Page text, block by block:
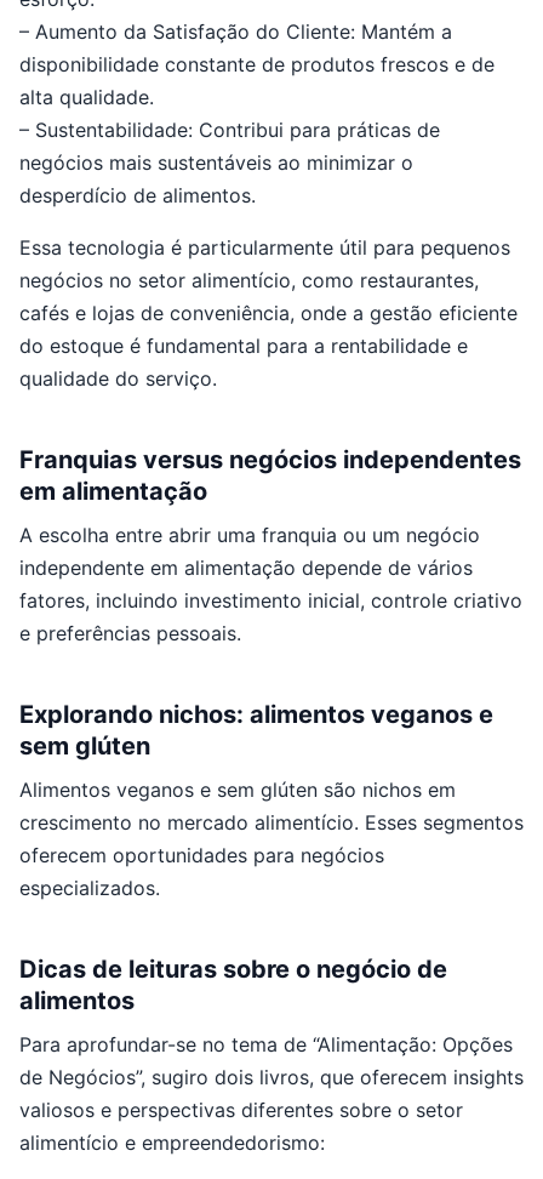
– Aumento da Satisfação do Cliente: Mantém a
disponibilidade constante de produtos frescos e de
alta qualidade.
– Sustentabilidade: Contribui para práticas de
negócios mais sustentáveis ao minimizar o
desperdício de alimentos.
Essa tecnologia é particularmente útil para pequenos
negócios no setor alimentício, como restaurantes,
cafés e lojas de conveniência, onde a gestão eficiente
do estoque é fundamental para a rentabilidade e
qualidade do serviço.
Franquias versus negócios independentes
em alimentação
A escolha entre abrir uma franquia ou um negócio
independente em alimentação depende de vários
fatores, incluindo investimento inicial, controle criativo
e preferências pessoais.
Explorando nichos: alimentos veganos e
sem glúten
Alimentos veganos e sem glúten são nichos em
crescimento no mercado alimentício. Esses segmentos
oferecem oportunidades para negócios
especializados.
Dicas de leituras sobre o negócio de
alimentos
Para aprofundar-se no tema de “Alimentação: Opções
de Negócios”, sugiro dois livros, que oferecem insights
valiosos e perspectivas diferentes sobre o setor
alimentício e empreendedorismo: